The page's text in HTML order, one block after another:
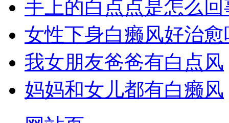
手上的白点点是怎么
女性下身白癞风好治愈
我女朋友爸爸有白点风
妈妈和女儿都有白癞风